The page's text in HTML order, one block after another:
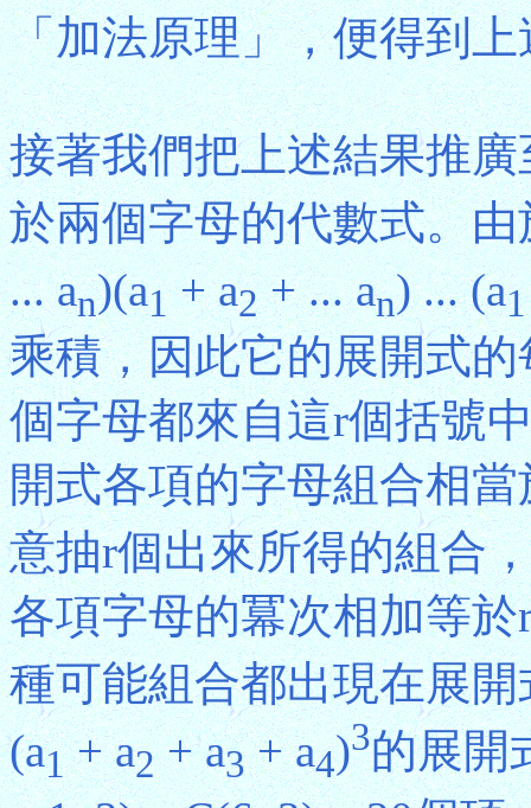
「加法原理」，便得到
接著我們把上述結果推
於兩個字母的代數式。由
... an)(a1+ a2+ ... an) ... (a1
乘積，因此它的展開式
個字母都來自這r個括號
開式各項的字母組合相當
意抽r個出來所得的組合
各項字母的冪次相加等於
種可能組合都出現在展
(a1+ a2+ a3+ a4)3的展開